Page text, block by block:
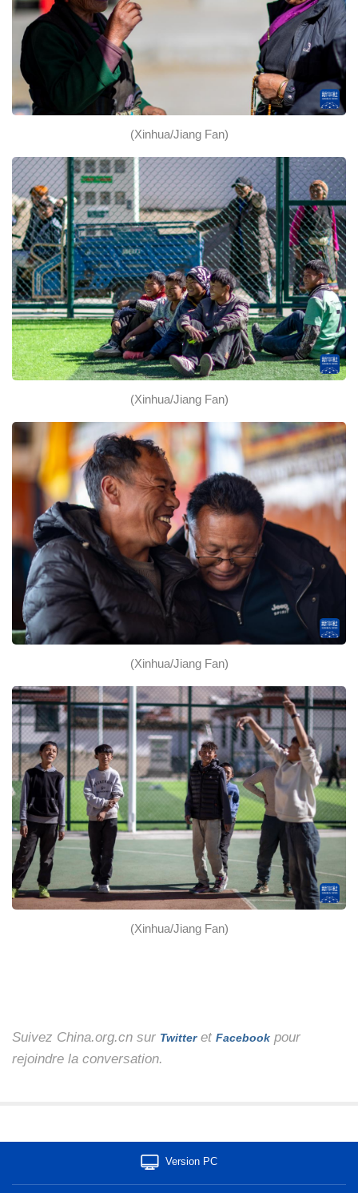
(Xinhua/Jiang Fan)
(Xinhua/Jiang Fan)
(Xinhua/Jiang Fan)
(Xinhua/Jiang Fan)
Suivez China.org.cn sur Twitteret Facebook pour
rejoindre la conversation.
Version PC